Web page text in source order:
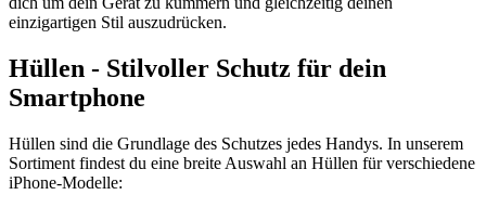
einzigartigen Stil auszudrücken.
Hüllen - Stilvoller Schutz für dein
Smartphone
Hüllen sind die Grundlage des Schutzes jedes Handys. In unserem
Sortiment findest du eine breite Auswahl an Hüllen für verschiedene
iPhone-Modelle: